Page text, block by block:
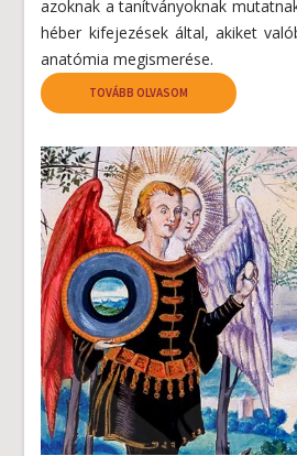
azoknak a tanítványoknak
héber kifejezések által, akiket
anatómia megismerése.
TOVÁBB OLVASOM